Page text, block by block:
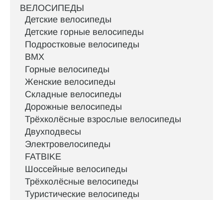
ВЕЛОСИПЕДЫ
Детские велосипеды
Детские горные велосипеды
Подростковые велосипеды
BMX
Горные велосипеды
Женские велосипеды
Складные велосипеды
Дорожные велосипеды
Трёхколёсные взрослые велосипеды
Двухподвесы
Электровелосипеды
FATBIKE
Шоссейные велосипеды
Трёхколёсные велосипеды
Туристические велосипеды